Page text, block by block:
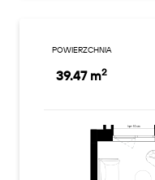
POWIERZCHNIA
39.47 m2